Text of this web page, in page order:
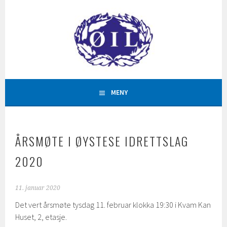
ØYSTESE IDRETTSLAG
AKTIVITETAR FOR ALLE
MENY
ÅRSMØTE I ØYSTESE IDRETTSLAG
2020
11. januar 2020
Det vert årsmøte tysdag 11. februar klokka 19:30 i Kvam Kan
Huset, 2, etasje.